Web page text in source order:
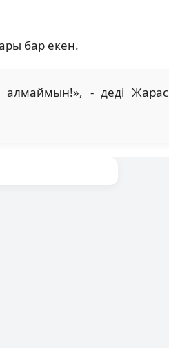
бар екен.
алмаймын!», - деді Жарас